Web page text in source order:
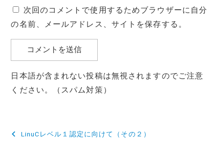
次回のコメントで使用するためブラウザーに自分
の名前、メールアドレス、サイトを保存する。
日本語が含まれない投稿は無視されますのでご注意
ください。（スパム対策）
投
LinuCレベル１認定に向けて（その２）